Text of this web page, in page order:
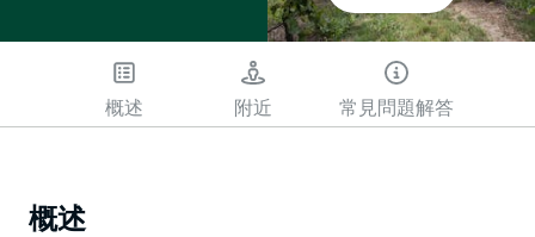
概述 附近 常見問題解答
概述